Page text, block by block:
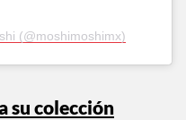
(@moshimoshimx)
su colección